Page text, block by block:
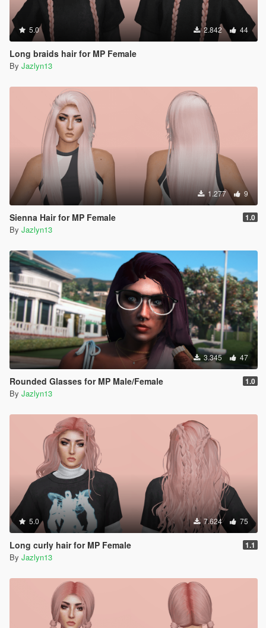
5.0 2.842 44
Long braids hair for MP Female
By Jazlyn13
1.277 9
Sienna Hair for MP Female 1.0
By Jazlyn13
3.345 47
Rounded Glasses for MP Male/Female 1.0
By Jazlyn13
5.0 7.624 75
Long curly hair for MP Female 1.1
By Jazlyn13